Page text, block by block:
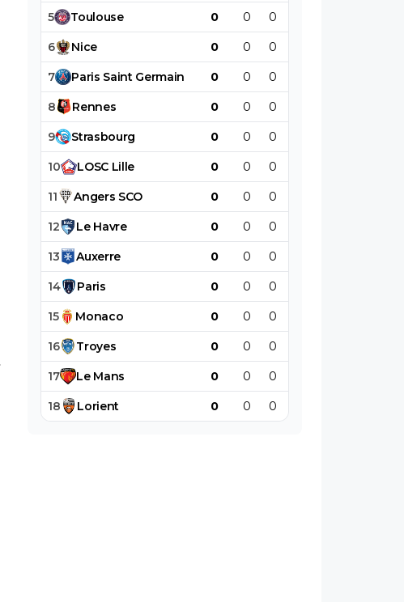
5 Toulouse 0 0 0
6 Nice 0 0 0
7 Paris Saint Germain 0 0 0
8 Rennes 0 0 0
9 Strasbourg 0 0 0
10 LOSC Lille 0 0 0
11 Angers SCO 0 0 0
12 Le Havre 0 0 0
13 Auxerre 0 0 0
14 Paris 0 0 0
15 Monaco 0 0 0
16 Troyes 0 0 0
17 Le Mans 0 0 0
18 Lorient 0 0 0